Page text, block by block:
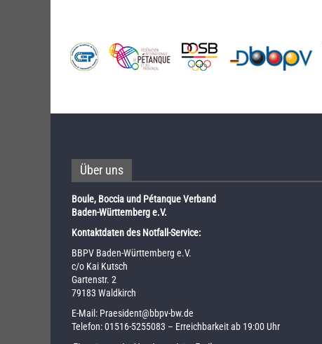
Über uns
Boule, Boccia und Pétanque Verband
Baden-Württemberg e.V.
Kontaktdaten des Notfall-Service:
BBPV Baden-Württemberg e.V.
c/o Kai Kutsch
Gartenstr. 2
79183 Waldkirch
E-Mail: Praesident@bbpv-bw.de
Telefon:01516-5255083 – Erreichbarkeit ab 19:00 Uhr